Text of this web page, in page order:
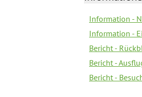
Information -
Information -
Bericht -
Bericht -
Bericht -